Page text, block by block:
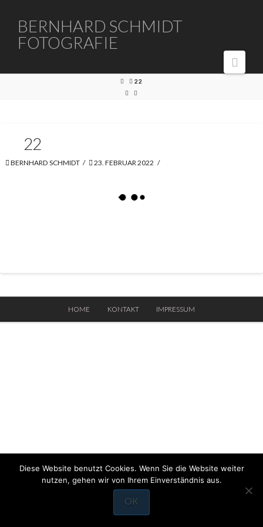
BERNHARD
SCHMIDT
FOTOGRAFIE
BERNHARD SCHMIDT
FOTOGRAFIE
HOME
22
22
BERNHARD SCHMIDT 23. FEBRUAR 2022
HOME KONTAKT IMPRESSUM
Diese Website benutzt Cookies. Wenn Sie die Website weiter
nutzen, gehen wir von Ihrem Einverständnis aus.
OK